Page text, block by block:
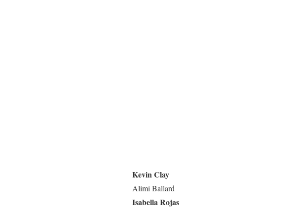
Kevin Clay
Alimi Ballard
Isabella Rojas